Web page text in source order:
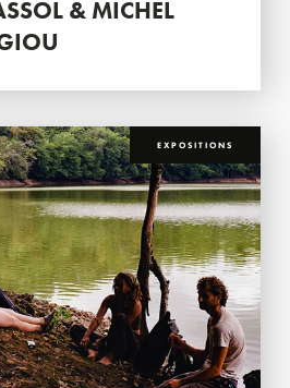
& MICHEL
EXPOSITIONS